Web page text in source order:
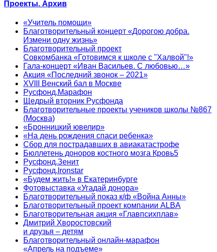
Проекты. Архив
«Учитель помощи»
Благотворительный концерт «Дорогою добра.
Измени одну жизнь»
Благотворительный проект
Совкомбанка «Готовимся к школе с "Халвой"!»
Гала-концерт «Иван Васильев. С любовью…»
Акция «Последний звонок – 2021»
XVIII Венский бал в Москве
Русфонд.Марафон
Щедрый вторник Русфонда
Благотворительные проекты учеников школы №867
(Москва)
«Бронницкий ювелир»
«На день рождения спаси ребенка»
Сбор для пострадавших в авиакатастрофе
Бюллетень доноров костного мозга Кровь5
Русфонд.Зенит
Русфонд.Ironstar
«Будем жить!» в Екатеринбурге
Фотовыставка «Угадай донора»
Благотворительный показ к/ф «Война Анны»
Благотворительный проект компании ALBA
Благотворительная акция «Главпсихплав»
Дмитрий Хворостовский
и друзья – детям
Благотворительный онлайн‑марафон
«Апрель на подъеме»